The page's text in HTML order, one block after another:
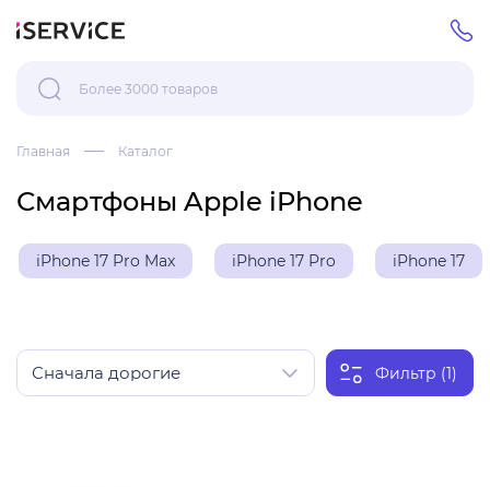
Главная Каталог
Смартфоны Apple iPhone
iPhone 17 Pro Max iPhone 17 Pro iPhone 17
Фильтр (1)